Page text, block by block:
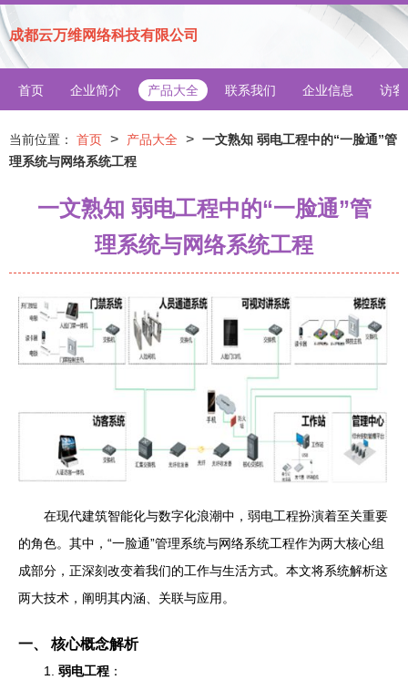
成都云万维网络科技有限公司
首页 企业简介 产品大全 联系我们 企业信息 访客
当前位置： 首页 > 产品大全 > 一文熟知 弱电工程中的“一脸通”管
理系统与网络系统工程
一文熟知 弱电工程中的“一脸通”管
理系统与网络系统工程
在现代建筑智能化与数字化浪潮中，弱电工程扮演着至关重要
的角色。其中，“一脸通”管理系统与网络系统工程作为两大核心组
成部分，正深刻改变着我们的工作与生活方式。本文将系统解析这
两大技术，阐明其内涵、关联与应用。
一、 核心概念解析
1. 弱电工程 ：